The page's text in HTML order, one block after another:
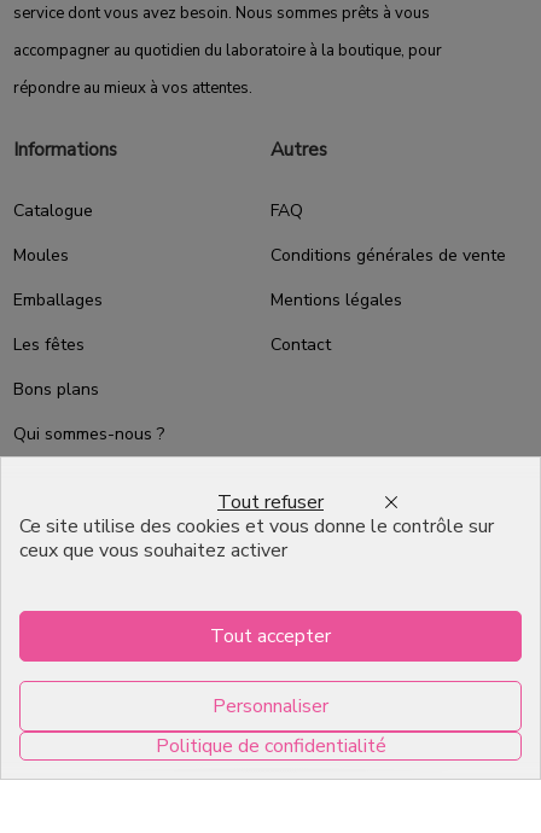
service dont vous avez besoin. Nous sommes prêts à vous
accompagner au quotidien du laboratoire à la boutique, pour
répondre au mieux à vos attentes.
Informations
Catalogue
Moules
Emballages
Les fêtes
Bons plans
Qui sommes-nous ?
Emballage pour Chocolatier
Autres
FAQ
Conditions générales de vente
Mentions légales
Contact
7, RUE DU 19 MARS 1962
Ce site utilise des cookies et vous donne le contrôle sur
ceux que vous souhaitez activer
Tout accepter
Tout refuser
Personnaliser
Politique de confidentialité